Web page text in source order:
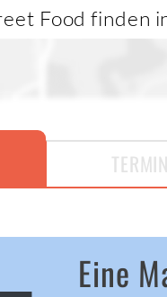
Food finden
Eine